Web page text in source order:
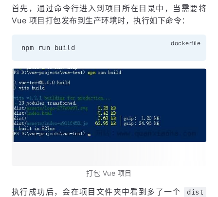
首先，通过命令行进入到项目所在目录中，当需要将
Vue 项目打包发布到生产环境时，执行如下命令：
打包 Vue 项目
执行成功后，会在项目文件夹中看到多了一个 dist